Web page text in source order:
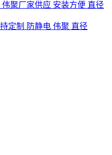
聚厂家供应 安装方便 直径
定制 防静电 伟聚 直径